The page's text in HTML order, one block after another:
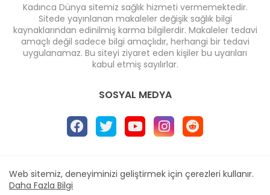
Kadınca Dünya sitemiz sağlık hizmeti vermemektedir.
Sitede yayınlanan makaleler değişik sağlık bilgi
kaynaklarından edinilmiş karma bilgilerdir. Makaleler tedavi
amaçlı değil sadece bilgi amaçlıdır, herhangi bir tedavi
uygulanamaz. Bu siteyi ziyaret eden kişiler bu uyarıları
kabul etmiş sayılırlar.
SOSYAL MEDYA
Design by -
Web sitemiz, deneyiminizi geliştirmek için çerezleri kullanır.
Daha Fazla Bilgi